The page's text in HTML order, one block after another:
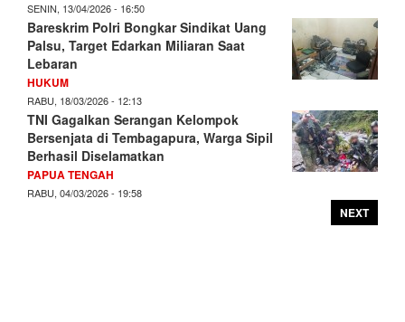
SENIN, 13/04/2026 - 16:50
Bareskrim Polri Bongkar Sindikat Uang
Palsu, Target Edarkan Miliaran Saat
Lebaran
HUKUM
RABU, 18/03/2026 - 12:13
TNI Gagalkan Serangan Kelompok
Bersenjata di Tembagapura, Warga Sipil
Berhasil Diselamatkan
PAPUA TENGAH
RABU, 04/03/2026 - 19:58
NEXT